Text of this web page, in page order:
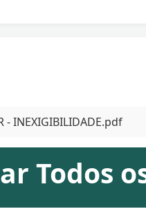
- INEXIGIBILIDADE.pdf
Todos